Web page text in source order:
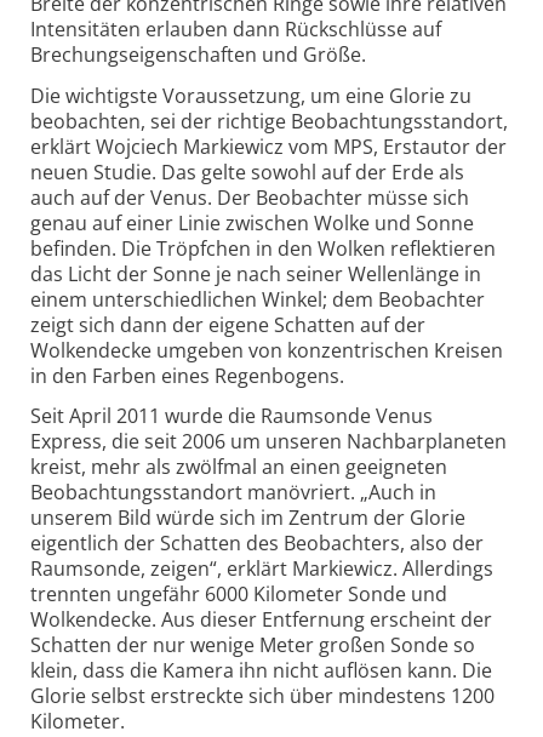
Intensitäten erlauben dann Rückschlüsse auf
Brechungseigenschaften und Größe.
Die wichtigste Voraussetzung, um eine Glorie zu
beobachten, sei der richtige Beobachtungsstandort,
erklärt Wojciech Markiewicz vom MPS, Erstautor der
neuen Studie. Das gelte sowohl auf der Erde als
auch auf der Venus. Der Beobachter müsse sich
genau auf einer Linie zwischen Wolke und Sonne
befinden. Die Tröpfchen in den Wolken reflektieren
das Licht der Sonne je nach seiner Wellenlänge in
einem unterschiedlichen Winkel; dem Beobachter
zeigt sich dann der eigene Schatten auf der
Wolkendecke umgeben von konzentrischen Kreisen
in den Farben eines Regenbogens.
Seit April 2011 wurde die Raumsonde Venus
Express, die seit 2006 um unseren Nachbarplaneten
kreist, mehr als zwölfmal an einen geeigneten
Beobachtungsstandort manövriert. „Auch in
unserem Bild würde sich im Zentrum der Glorie
eigentlich der Schatten des Beobachters, also der
Raumsonde, zeigen“, erklärt Markiewicz. Allerdings
trennten ungefähr 6000 Kilometer Sonde und
Wolkendecke. Aus dieser Entfernung erscheint der
Schatten der nur wenige Meter großen Sonde so
klein, dass die Kamera ihn nicht auflösen kann. Die
Glorie selbst erstreckte sich über mindestens 1200
Kilometer.